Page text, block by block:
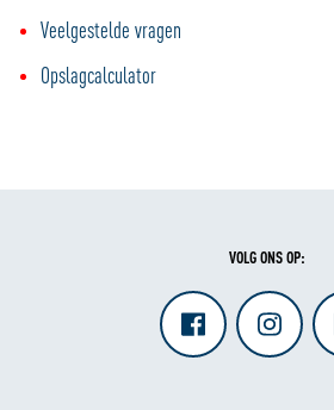
Veelgestelde vragen
Opslagcalculator
VOLG ONS OP: